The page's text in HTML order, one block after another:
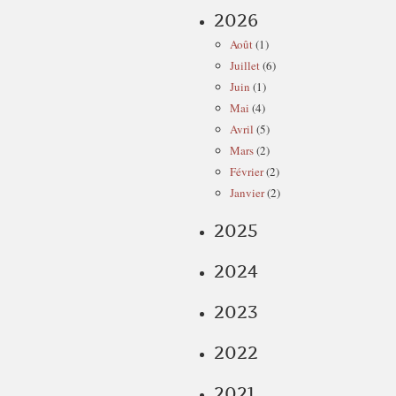
2026
Août(1)
Juillet(6)
Juin (1)
Mai (4)
Avril (5)
Mars(2)
Février(2)
Janvier(2)
2025
2024
2023
2022